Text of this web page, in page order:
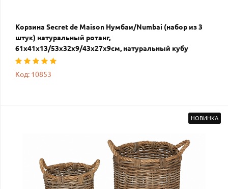
Корзина Secret de Maison Нумбаи/Numbai (набор из 3
штук) натуральный ротанг,
61х41х13/53х32х9/43х27х9см, натуральный кубу
Код: 10853
НОВИНКА